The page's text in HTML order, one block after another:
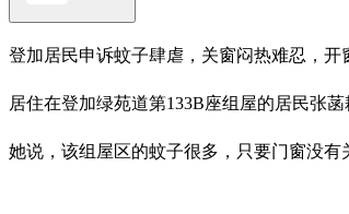
登加居民申诉蚊子肆虐，关窗闷热难忍，
居住在登加绿苑道第133B座组屋的居民张
她说，该组屋区的蚊子很多，只要门窗没有